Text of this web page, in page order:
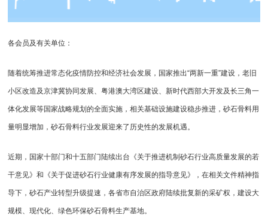
各会员及有关单位：
随着统筹推进常态化疫情防控和经济社会发展，国家推出“两新一重”建设，老旧
小区改造及京津冀协同发展、粤港澳大湾区建设、新时代西部大开发及长三角一
体化发展等国家战略规划的全面实施，相关基础设施建设稳步推进，砂石骨料用
量明显增加，砂石骨料行业发展迎来了历史性的发展机遇。
近期，国家十部门和十五部门陆续出台《关于推进机制砂石行业高质量发展的若
干意见》和《关于促进砂石行业健康有序发展的指导意见》，在相关文件精神指
导下，砂石产业转型升级提速，各省市自治区政府陆续批复新的采矿权，建设大
规模、现代化、绿色环保砂石骨料生产基地。